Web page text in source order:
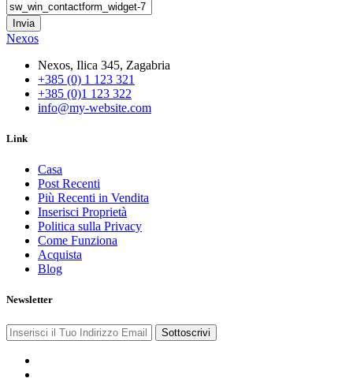
Nexos
Nexos, Ilica 345, Zagabria
+385 (0) 1 123 321
+385 (0)1 123 322
info@my-website.com
Link
Casa
Post Recenti
Più Recenti in Vendita
Inserisci Proprietà
Politica sulla Privacy
Come Funziona
Acquista
Blog
Newsletter
Sottoscrivi